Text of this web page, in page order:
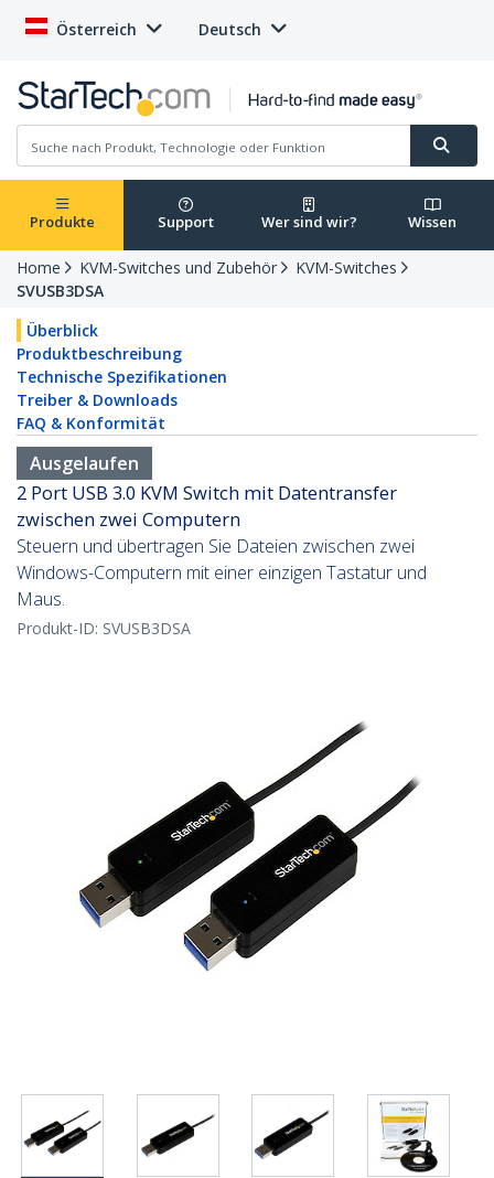
Österreich Deutsch
Produkte Support Wer sind wir? Wissen
Home KVM-Switches und Zubehör
KVM-Switches
SVUSB3DSA
Überblick
Produktbeschreibung
Technische Spezifikationen
Treiber & Downloads
FAQ & Konformität
Ausgelaufen
2 Port USB 3.0 KVM Switch mit Datentransfer
zwischen zwei Computern
Steuern und übertragen Sie Dateien zwischen zwei
Windows-Computern mit einer einzigen Tastatur und
Maus.
Produkt-ID: SVUSB3DSA